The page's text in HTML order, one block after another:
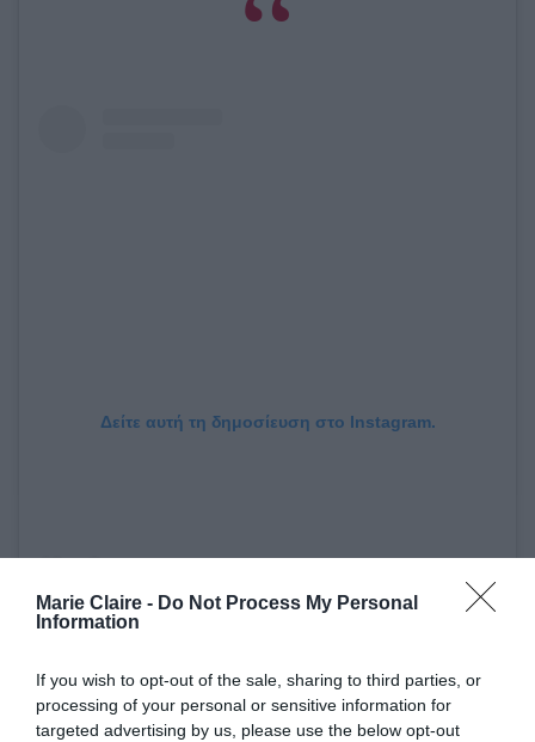
Marie Claire - Do Not Process My Personal
Information
If you wish to opt-out of the sale, sharing to third parties, or
processing of your personal or sensitive information for
targeted advertising by us, please use the below opt-out
Δείτε αυτή τη δημοσίευση στο Instagram.